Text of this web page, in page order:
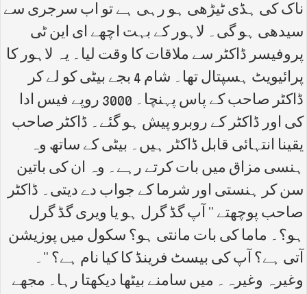
ناک کی ہڈی ٹیڑھی ہو رہی ہے تو اب سرجری سے
سیدھی ہو گی۔ لاہور کے بہت اچھے ای این ٹی
پروفیسر ڈاکٹر سے ملاقات کا وقت لیا۔ یہ لاہور کا
پرائیویٹ ہسپتال تھا۔ شام 4 بجے بیٹی کو لے کر
ڈاکٹر صاحب کے پاس پہنچا۔ 3000 روپے فیس ادا
کی اور ڈاکٹر کے روبرو پیش ہو گئے۔ ڈاکٹر صاحب
یقینا انتہائی قابل ڈاکٹر ہیں۔ بیٹی کے ساتھ وہ
ہنسی مزاق میں بات کرتے رہے۔ وہ ان کی باتین
سن کر ہنستی اور شرما کے جواب دے دیتی۔ ڈاکٹر
صاحب پوچھتے '' آپ گڈ گرل ہو یا ویری گڈ گرل
ہو؟۔ ماما کی بات مانتی ہو؟ سکول میں پوزیشن
آتی ہے؟ آپ کی بیسٹ فرینڈ کا کیا نام ہے؟ ''۔
وغیرہ وغیرہ۔ میں سامنے بیٹھا دیکھتا رہا۔ مجھے